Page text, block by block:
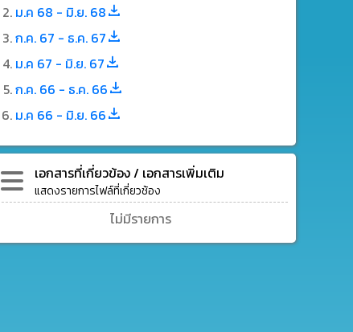
ม.ค 68 - มิ.ย. 68
ก.ค. 67 - ธ.ค. 67
ม.ค 67 - มิ.ย. 67
ก.ค. 66 - ธ.ค. 66
ม.ค 66 - มิ.ย. 66
เอกสารที่เกี่ยวข้อง / เอกสารเพิ่มเติม
แสดงรายการไฟล์ที่เกี่ยวช้อง
ไม่มีรายการ